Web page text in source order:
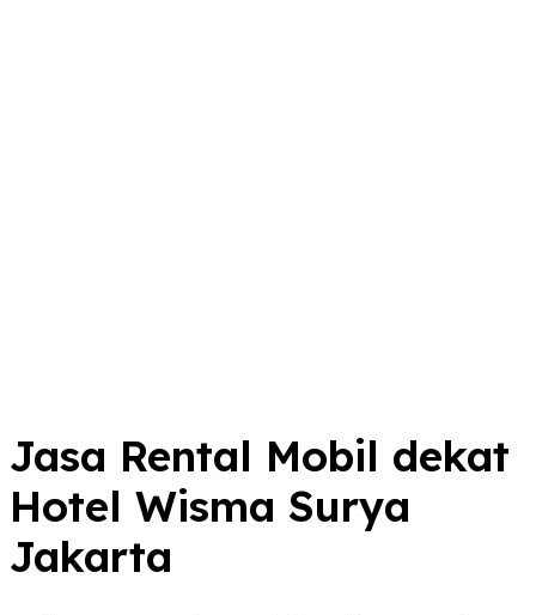
Jasa Rental Mobil dekat
Hotel Wisma Surya
Jakarta